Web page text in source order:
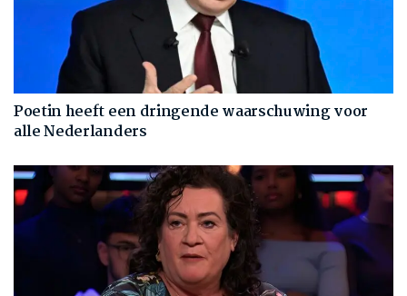
Poetin heeft een dringende waarschuwing voor
alle Nederlanders